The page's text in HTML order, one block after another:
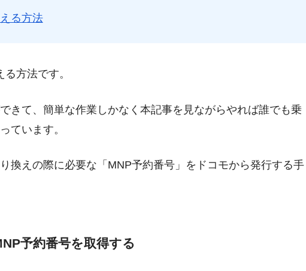
る方法
方法です。
きて、簡単な作業しかなく本記事を見ながらやれば誰でも乗
ています。
換えの際に必要な「MNP予約番号」をドコモから発行する手
予約番号を取得する